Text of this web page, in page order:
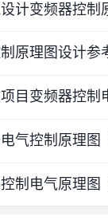
计变频器控制
原理图设计参
目变频器控制
气控制原理图
制电气原理图